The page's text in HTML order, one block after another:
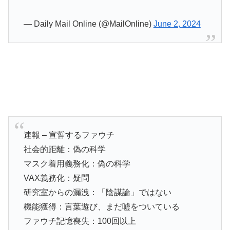
— Daily Mail Online (@MailOnline) June 2, 2024
速報 – 宣誓するファウチ
社会的距離：偽の科学
マスク着用義務化：偽の科学
VAX義務化：疑問
研究室からの漏洩：「陰謀論」ではない
機能獲得：言葉遊び、まだ嘘をついている
ファウチ記憶喪失：100回以上